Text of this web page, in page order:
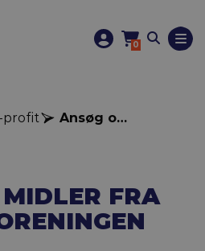
0
Ansøg om midler fra festivalforeningen
profit
FRA